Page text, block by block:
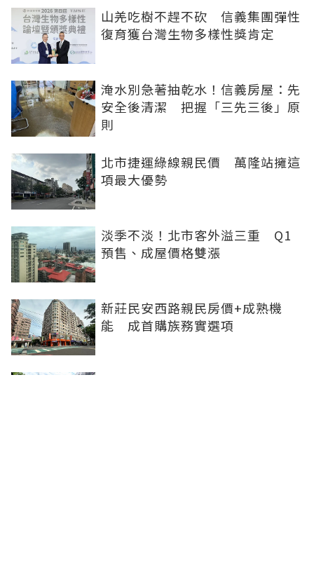
山羌吃樹不趕不砍 信義集團彈性
復育獲台灣生物多樣性獎肯定
淹水別急著抽乾水！信義房屋：先
安全後清潔 把握「三先三後」原
則
北市捷運綠線親民價 萬隆站擁這
項最大優勢
淡季不淡！北市客外溢三重 Q1
預售、成屋價格雙漲
新莊民安西路親民房價+成熟機
能 成首購族務實選項